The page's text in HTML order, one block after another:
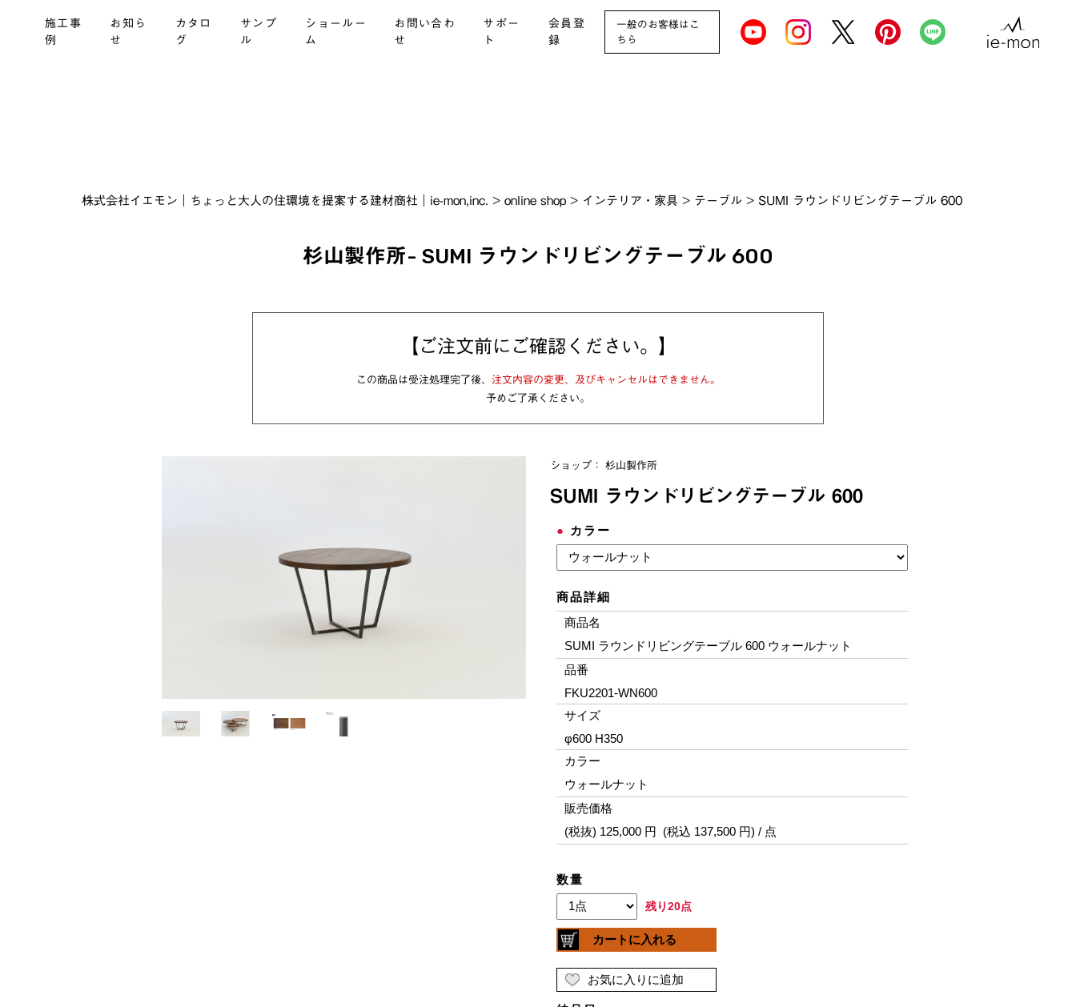
施工事
例
お知ら
せ
カタロ
グ
サンプ
ル
ショールー
ム
お問い合わ
せ
サポー
ト
会員登
録
一般のお客様はこ
ちら
株式会社イエモン｜ちょっと大人の住環境を提案する建材商社｜ie-mon,inc. > online shop > インテリア・家具 > テーブル > SUMI ラウンドリビングテーブル 600
杉山製作所- SUMI ラウンドリビングテーブル 600
【ご注文前にご確認ください。】
この商品は受注処理完了後、 注文内容の変更、及びキャンセルはできません。
予めご了承ください。
ショップ： 杉山製作所
SUMI ラウンドリビングテーブル 600